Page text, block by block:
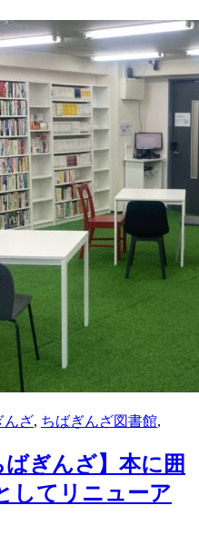
んざ, ちばぎんざ図書館,
ばぎんざ】本に囲
してリニューア